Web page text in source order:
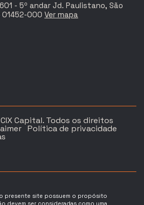
- 5º andar Jd. Paulistano, São
01452-000 Ver mapa
Capital. Todos os direitos
Política de privacidade
presente site possuem o propósito
devem ser consideradas como uma